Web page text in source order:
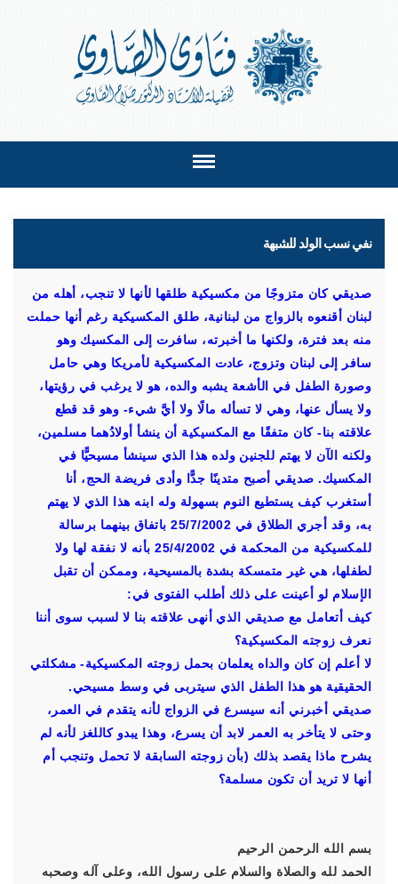
نفي نسب الولد للشبهة
صديقي كان متزوجًا من مكسيكية طلقها لأنها لا تنجب، أهله من
لبنان أقنعوه بالزواج من لبنانية، طلق المكسيكية رغم أنها حملت
منه بعد فترة، ولكنها ما أخبرته، سافرت إلى المكسيك وهو
سافر إلى لبنان وتزوج، عادت المكسيكية لأمريكا وهي حامل
وصورة الطفل في الأشعة يشبه والده، هو لا يرغب في رؤيتها،
ولا يسأل عنها، وهي لا تسأله مالًا ولا أيَّ شيء- وهو قد قطع
علاقته بنا- كان متفقًا مع المكسيكية أن ينشأ أولادُهما مسلمين،
ولكنه الآن لا يهتم للجنين ولده هذا الذي سينشأ مسيحيًّا في
المكسيك. صديقي أصبح متدينًا جدًّا وأدى فريضة الحج، أنا
أستغرب كيف يستطيع النوم بسهولة وله ابنه هذا الذي لا يهتم
به، وقد أجري الطلاق في 25/7/2002 باتفاق بينهما برسالة
للمكسيكية من المحكمة في 25/4/2002 بأنه لا نفقة لها ولا
لطفلها، هي غير متمسكة بشدة بالمسيحية، وممكن أن تقبل
الإسلام لو أعينت على ذلك أطلب الفتوى في:
كيف أتعامل مع صديقي الذي أنهى علاقته بنا لا لسبب سوى أننا
نعرف زوجته المكسيكية؟
لا أعلم إن كان والداه يعلمان بحمل زوجته المكسيكية- مشكلتي
الحقيقية هو هذا الطفل الذي سيتربى في وسط مسيحي.
صديقي أخبرني أنه سيسرع في الزواج لأنه يتقدم في العمر،
وحتى لا يتأخر به العمر لابد أن يسرع، وهذا يبدو كاللغز لأنه لم
يشرح ماذا يقصد بذلك (بأن زوجته السابقة لا تحمل وتنجب أم
أنها لا تريد أن تكون مسلمة؟
بسم الله الرحمن الرحيم
الحمد لله والصلاة والسلام على رسول الله، وعلى آله وصحبه